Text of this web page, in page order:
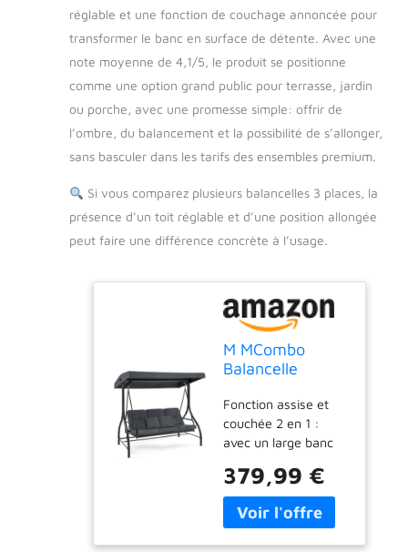
réglable et une fonction de couchage annoncée pour
transformer le banc en surface de détente. Avec une
note moyenne de 4,1/5, le produit se positionne
comme une option grand public pour terrasse, jardin
ou porche, avec une promesse simple: offrir de
l’ombre, du balancement et la possibilité de s’allonger,
sans basculer dans les tarifs des ensembles premium.
Si vous comparez plusieurs balancelles 3 places, la
présence d’un toit réglable et d’une position allongée
peut faire une différence concrète à l’usage.
M MCombo
Balancelle
avec Fonction
de Couchage,
balancelle de
Jardin 3 Places
résistante aux
intempéries,
Banc de
balancelle
Fonction assise et
couchée 2 en 1 :
avec un large banc
rembourrage épais
(8,5 cm), la
balancelle Hollywood
379,99 €